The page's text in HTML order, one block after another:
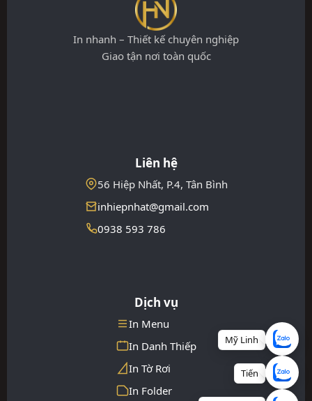
In nhanh – Thiết kế chuyên nghiệp
Giao tận nơi toàn quốc
Liên hệ
56 Hiệp Nhất, P.4, Tân Bình
inhiepnhat@gmail.com
0938 593 786
Dịch vụ
In Menu
In Danh Thiếp
In Tờ Rơi
In Folder
Mỹ Linh
Tiến